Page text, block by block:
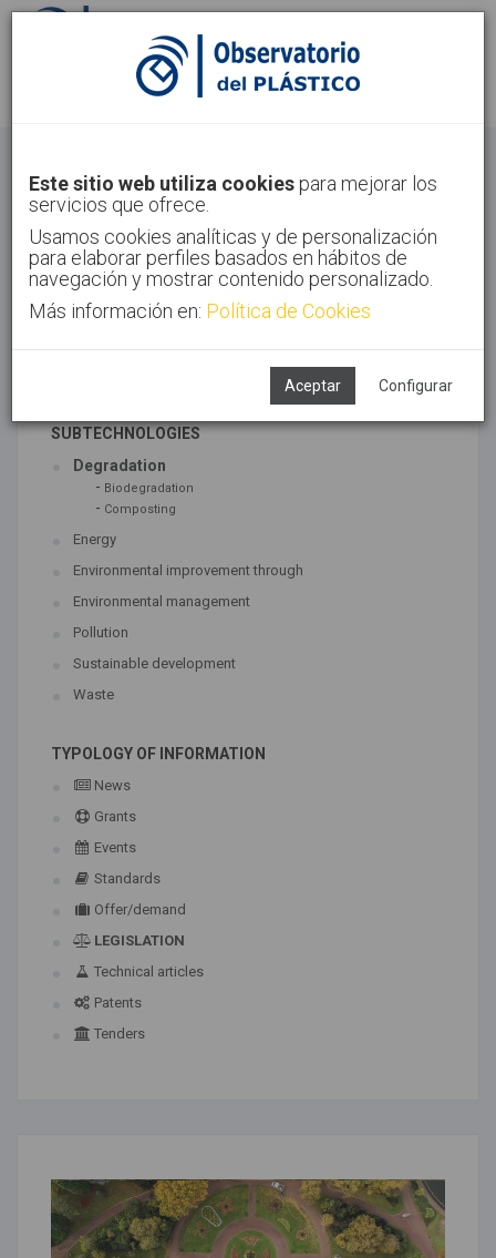
Sign in Sign up
Home Trends Circular Economy
Este sitio web utiliza cookies para mejorar los
servicios que ofrece.
Usamos cookies analíticas y de personalización
para elaborar perfiles basados en hábitos de
navegación y mostrar contenido personalizado.
Más información en: Política de Cookies
Aceptar Configurar
ASSOCIATED TECHNOLOGIES
SUBTECHNOLOGIES
Degradation
- Biodegradation
- Composting
Energy
Environmental improvement through
Environmental management
Pollution
Sustainable development
Waste
TYPOLOGY OF INFORMATION
News
Grants
Events
Standards
Offer/demand
LEGISLATION
Technical articles
Patents
Tenders